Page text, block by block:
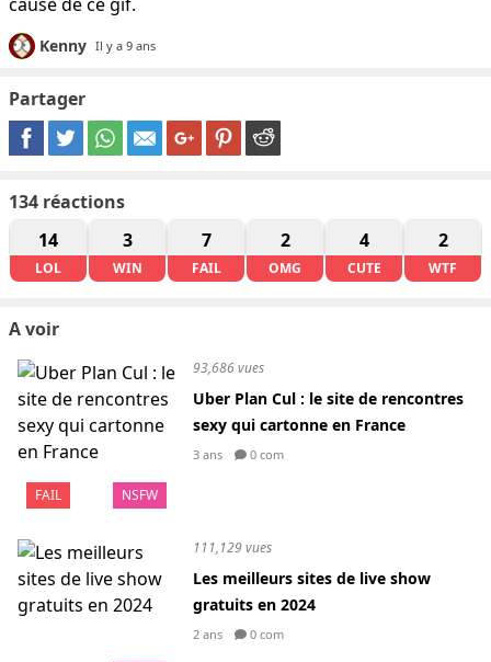
Kenny Il y a 9 ans
Partager
134 réactions
14
LOL
3
WIN
7
FAIL
2
OMG
4
CUTE
2
WTF
A voir
FAIL NSFW
93,686 vues
Uber Plan Cul : le site de rencontres
sexy qui cartonne en France
3 ans 0 com
111,129 vues
Les meilleurs sites de live show
gratuits en 2024
2 ans 0 com